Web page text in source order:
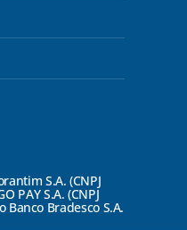
S.A. (CNPJ
PAY S.A. (CNPJ
Banco Bradesco S.A.